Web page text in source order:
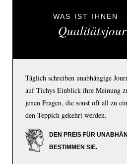
WAS IST IHNEN
Täglich schreiben unabhängige
auf Tichys Einblick ihre Meinung
jenen Fragen, die sonst oft all zu
den Teppich gekehrt werden.
DEN PREIS FÜR
BESTIMMEN SIE.